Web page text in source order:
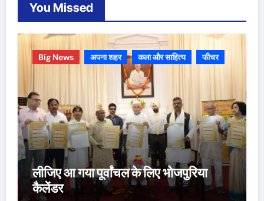
You Missed
Big News अपना शहर कला और साहित्य फीचर
लीजिए आ गया पूर्वांचल के लिए भोजपुरिया
कैलेंडर